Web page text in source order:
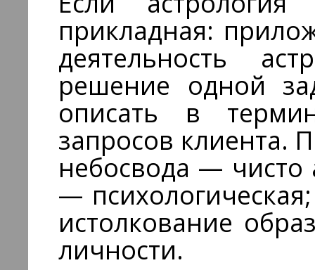
прикладная:
деятельность
решение одной
описать в
запросов клиента.
небосвода — чисто
—
истолкование
личности.